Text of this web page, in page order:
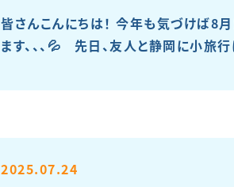
皆さんこんにちは！ 今年も気づけば8
ます、、、💦 先日、友人と静岡に小旅
2025.07.24